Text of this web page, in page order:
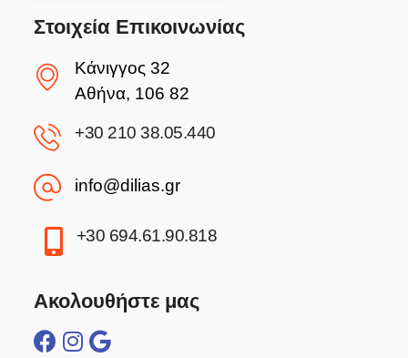
Στοιχεία Επικοινωνίας
Κάνιγγος 32
Αθήνα, 106 82
+30 210 38.05.440
info@dilias.gr
+30 694.61.90.818
Ακολουθήστε μας